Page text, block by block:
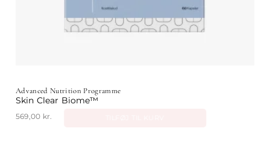
Advanced Nutrition Programme
Skin Clear Biome™
569,00 kr.